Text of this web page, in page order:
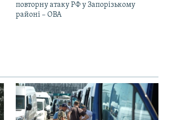
повторну атаку РФ у Запорізькому
районі – ОВА